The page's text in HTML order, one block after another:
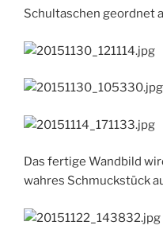
Schultaschen geordnet
Das fertige Wandbild
wahres Schmuckstück